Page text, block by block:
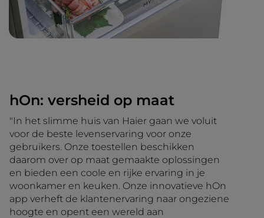
hOn: versheid op maat
"In het slimme huis van Haier gaan we voluit
voor de beste levenservaring voor onze
gebruikers. Onze toestellen beschikken
daarom over op maat gemaakte oplossingen
en bieden een coole en rijke ervaring in je
woonkamer en keuken. Onze innovatieve hOn
app verheft de klantenervaring naar ongeziene
hoogte en opent een wereld aan